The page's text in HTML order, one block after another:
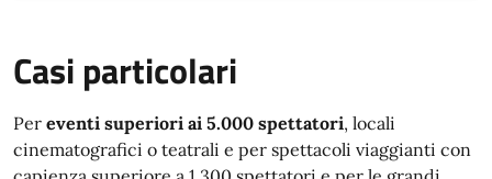
Casi particolari
Per eventi superiori ai 5.000 spettatori, locali
cinematografici o teatrali e per spettacoli viaggianti con